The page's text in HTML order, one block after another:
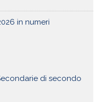
in numeri
di secondo